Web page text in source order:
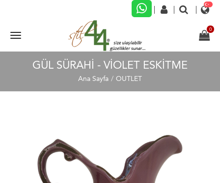
GÜL SÜRAHI - VIOLET ESKITME
Ana Sayfa OUTLET